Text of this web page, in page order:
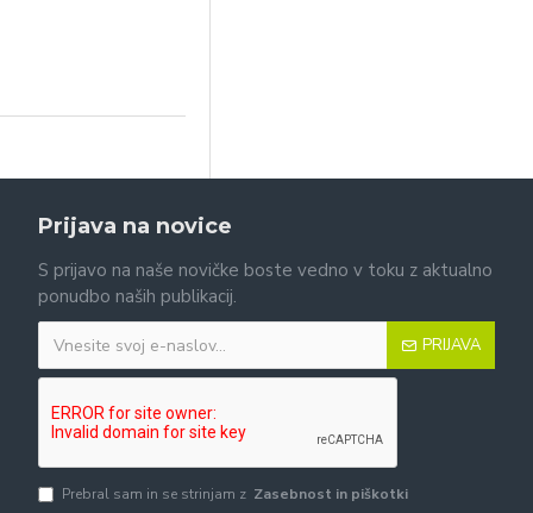
Prijava na novice
S prijavo na naše novičke boste vedno v toku z aktualno
ponudbo naših publikacij.
PRIJAVA
Prebral sam in se strinjam z Zasebnost in piškotki